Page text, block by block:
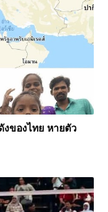
ของไทย หายตัว